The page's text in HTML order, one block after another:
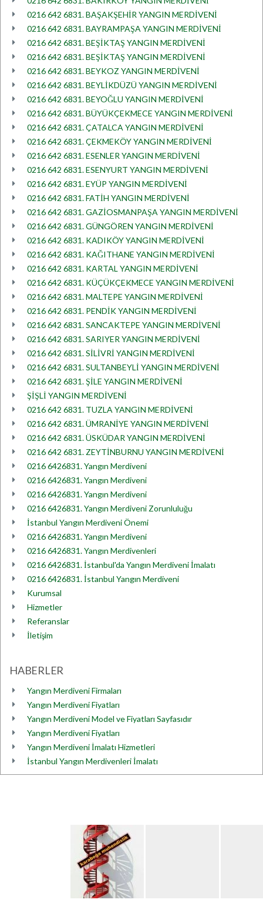
0216 642 6831. BAŞAKŞEHİR YANGIN MERDİVENİ
0216 642 6831. BAYRAMPAŞA YANGIN MERDİVENİ
0216 642 6831. BEŞİKTAŞ YANGIN MERDİVENİ
0216 642 6831. BEŞİKTAŞ YANGIN MERDİVENİ
0216 642 6831. BEYKOZ YANGIN MERDİVENİ
0216 642 6831. BEYLİKDÜZÜ YANGIN MERDİVENİ
0216 642 6831. BEYOĞLU YANGIN MERDİVENİ
0216 642 6831. BÜYÜKÇEKMECE YANGIN MERDİVENİ
0216 642 6831. ÇATALCA YANGIN MERDİVENİ
0216 642 6831. ÇEKMEKÖY YANGIN MERDİVENİ
0216 642 6831. ESENLER YANGIN MERDİVENİ
0216 642 6831. ESENYURT YANGIN MERDİVENİ
0216 642 6831. EYÜP YANGIN MERDİVENİ
0216 642 6831. FATİH YANGIN MERDİVENİ
0216 642 6831. GAZİOSMANPAŞA YANGIN MERDİVENİ
0216 642 6831. GÜNGÖREN YANGIN MERDİVENİ
0216 642 6831. KADIKÖY YANGIN MERDİVENİ
0216 642 6831. KAĞITHANE YANGIN MERDİVENİ
0216 642 6831. KARTAL YANGIN MERDİVENİ
0216 642 6831. KÜÇÜKÇEKMECE YANGIN MERDİVENİ
0216 642 6831. MALTEPE YANGIN MERDİVENİ
0216 642 6831. PENDİK YANGIN MERDİVENİ
0216 642 6831. SANCAKTEPE YANGIN MERDİVENİ
0216 642 6831. SARIYER YANGIN MERDİVENİ
0216 642 6831. SİLİVRİ YANGIN MERDİVENİ
0216 642 6831. SULTANBEYLİ YANGIN MERDİVENİ
0216 642 6831. ŞİLE YANGIN MERDİVENİ
ŞİŞLİ YANGIN MERDİVENİ
0216 642 6831. TUZLA YANGIN MERDİVENİ
0216 642 6831. ÜMRANİYE YANGIN MERDİVENİ
0216 642 6831. ÜSKÜDAR YANGIN MERDİVENİ
0216 642 6831. ZEYTİNBURNU YANGIN MERDİVENİ
0216 6426831. Yangın Merdiveni
0216 6426831. Yangın Merdiveni
0216 6426831. Yangın Merdiveni
0216 6426831. Yangın Merdiveni Zorunluluğu
İstanbul Yangın Merdiveni Önemi
0216 6426831. Yangın Merdiveni
0216 6426831. Yangın Merdivenleri
0216 6426831. İstanbul'da Yangın Merdiveni İmalatı
0216 6426831. İstanbul Yangın Merdiveni
Kurumsal
Hizmetler
Referanslar
İletişim
HABERLER
Yangın Merdiveni Firmaları
Yangın Merdiveni Fiyatları
Yangın Merdiveni Model ve Fiyatları Sayfasıdır
Yangın Merdiveni Fiyatları
Yangın Merdiveni İmalatı Hizmetleri
İstanbul Yangın Merdivenleri İmalatı